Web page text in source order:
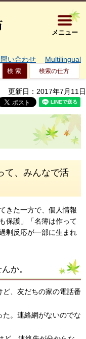
大阪府箕
メニュー
い合わせ Multilingual
検索の仕方
更新日：2017年7月11日
て、みんなで活
きた一方で、個人情報
保護」「名簿は作って
剰反応が一部に生まれ
か。
、友だちの家の電話番
。連絡網がないのでな